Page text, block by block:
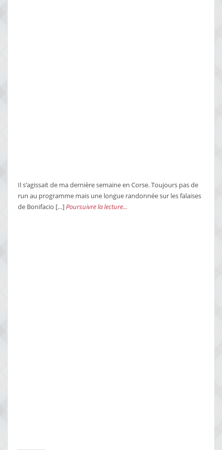
Il s’agissait de ma dernière semaine en Corse. Toujours pas de
run au programme mais une longue randonnée sur les falaises
de Bonifacio […]Poursuivre la lecture…